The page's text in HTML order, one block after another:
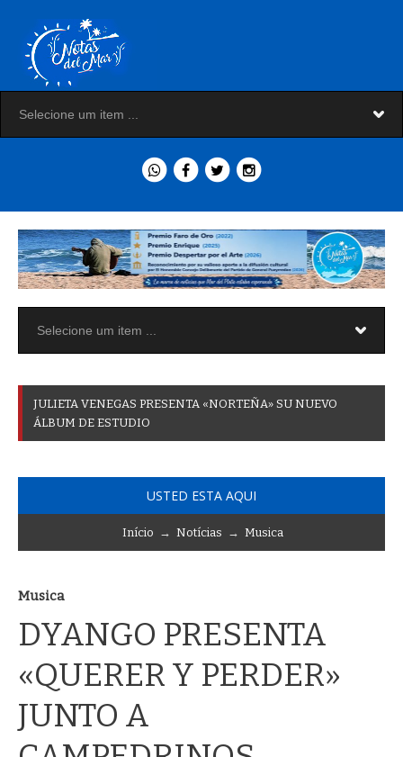
A_
USTED ESTA AQUI
Início→Notícias→Musica
DYANGO PRESENTA
«QUERER Y PERDER»
JUNTO A
CAMPEDRINOS